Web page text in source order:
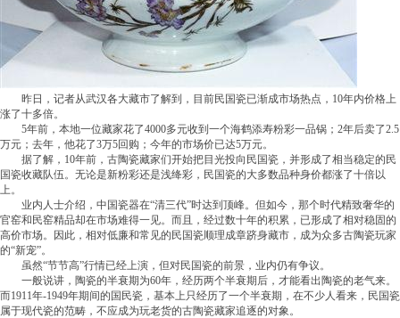
昨日，记者从武汉各大藏市了解到，目前民国瓷已渐成市场热点，10年内价格上
涨了十多倍。
5年前，本地一位藏家花了4000多元收到一个海鹤添寿粉彩一品锅；2年后卖了2.5
万元；去年，他花了3万5回购；今年的市场价已达5万元。
据了解，10年前，古陶瓷藏家们开始把目光投向民国瓷，并形成了相当稳定的民
国瓷收藏队伍。无论是新粉彩还是浅绛彩，民国瓷的大多数品种身价都涨了十倍以
上。
业内人士介绍，中国瓷器在“清三代”时达到顶峰。但如今，那个时代精致奢华的
官窑和民窑精品却在市场难得一见。而且，经过数十年的积累，已形成了相对稳固的
高价市场。因此，相对低廉和常见的民国瓷顺理成章跻身藏市，成为众多古陶瓷玩家
的“新宠”。
虽然“节节高”行情已经上演，但对民国瓷的前景，业内仍有争议。
一般说讲，陶瓷的半衰期为60年，经历两个半衰期后，才能看出陶瓷的老气来。
而1911年-1949年期间的国民瓷，基本上只经历了一个半衰期，在不少人看来，民国瓷
属于现代瓷的范畴，不应成为玩老货的古陶瓷藏家追逐的对象。